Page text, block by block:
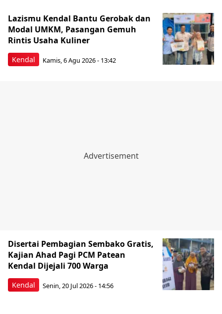
Kendal
Lazismu Kendal Bantu Gerobak dan
Modal UMKM, Pasangan Gemuh
Rintis Usaha Kuliner
Kamis, 6 Agu 2026 - 13:42
Kendal
Disertai Pembagian Sembako Gratis,
Kajian Ahad Pagi PCM Patean
Kendal Dijejali 700 Warga
Senin, 20 Jul 2026 - 14:56